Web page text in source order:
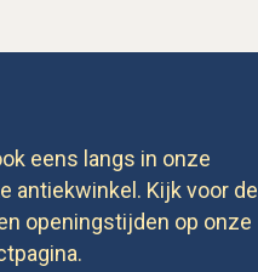
eens langs in onze
antiekwinkel. Kijk voor de
openingstijden op onze